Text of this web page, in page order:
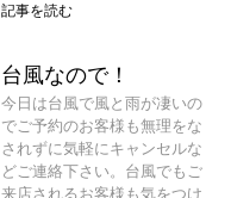
記事を読む
台風なので！
今日は台風で風と雨が凄いの
でご予約のお客様も無理をな
されずに気軽にキャンセルな
どご連絡下さい。台風でもご
来店されるお客様も気をつけ